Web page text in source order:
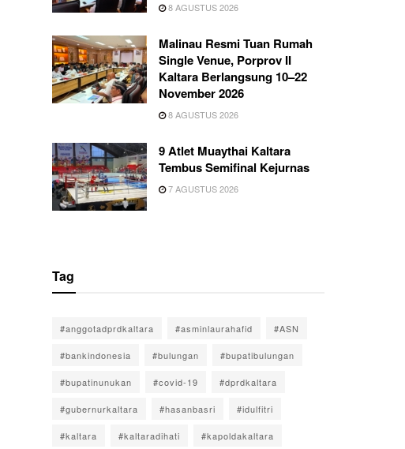
8 AGUSTUS 2026
Malinau Resmi Tuan Rumah
Single Venue, Porprov II
Kaltara Berlangsung 10–22
November 2026
8 AGUSTUS 2026
9 Atlet Muaythai Kaltara
Tembus Semifinal Kejurnas
7 AGUSTUS 2026
Tag
#anggotadprdkaltara #asminlaurahafid #ASN
#bankindonesia #bulungan #bupatibulungan
#bupatinunukan #covid-19 #dprdkaltara
#gubernurkaltara #hasanbasri #idulfitri
#kaltara #kaltaradihati #kapoldakaltara